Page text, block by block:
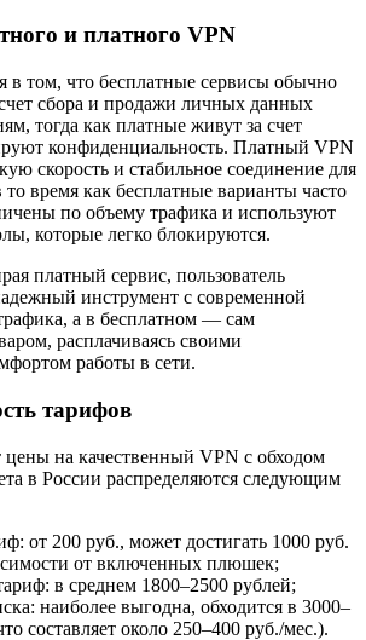
и платного VPN
в том, что бесплатные сервисы обычно
сбора и продажи личных данных
тогда как платные живут за счет
конфиденциальность. Платный VPN
скорость и стабильное соединение для
время как бесплатные варианты часто
по объему трафика и используют
которые легко блокируются.
платный сервис, пользователь
инструмент с современной
а в бесплатном — сам
расплачиваясь своими
работы в сети.
тарифов
на качественный VPN c обходом
в России распределяются следующим
от 200 руб., может достигать 1000 руб.
от включенных плюшек;
в среднем 1800–2500 рублей;
наиболее выгодна, обходится в 3000–
составляет около 250–400 руб./мес.).